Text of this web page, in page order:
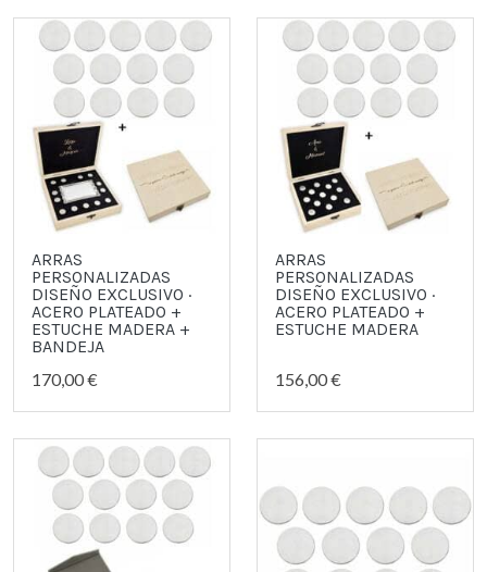
ARRAS
PERSONALIZADAS
DISEÑO EXCLUSIVO ·
ACERO PLATEADO +
ESTUCHE MADERA +
BANDEJA
170,00 €
ARRAS
PERSONALIZADAS
DISEÑO EXCLUSIVO ·
ACERO PLATEADO +
ESTUCHE MADERA
156,00 €